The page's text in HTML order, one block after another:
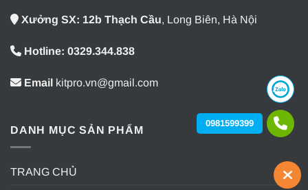
Xưởng SX: 12b Thạch Cầu, Long Biên, Hà Nội
Hotline: 0329.344.838
Email kitpro.vn@gmail.com
DANH MỤC SẢN PHẨM
TRANG CHỦ
0981599399